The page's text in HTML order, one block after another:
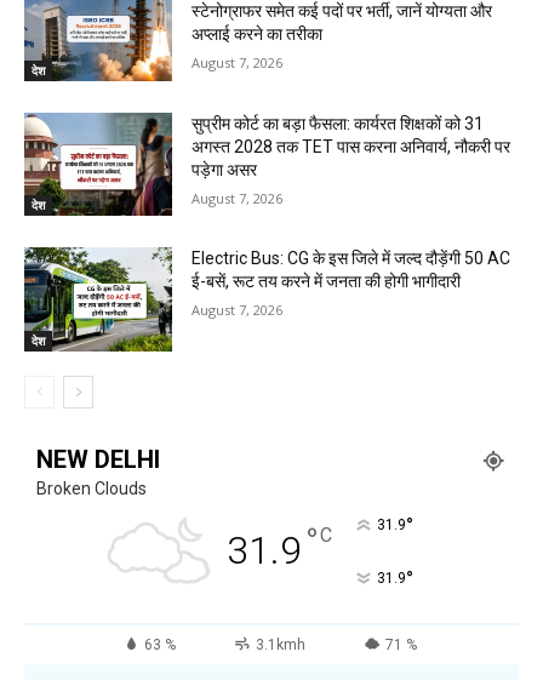
देश
स्टेनोग्राफर समेत कई पदों पर भर्ती, जानें योग्यता और
अप्लाई करने का तरीका
August 7, 2026
देश
सुप्रीम कोर्ट का बड़ा फैसला: कार्यरत शिक्षकों को 31
अगस्त 2028 तक TET पास करना अनिवार्य, नौकरी पर
पड़ेगा असर
August 7, 2026
देश
Electric Bus: CG के इस जिले में जल्द दौड़ेंगी 50 AC
ई-बसें, रूट तय करने में जनता की होगी भागीदारी
August 7, 2026
NEW DELHI
Broken Clouds
31.9 °C 31.9°
31.9°
63 % 3.1kmh 71 %